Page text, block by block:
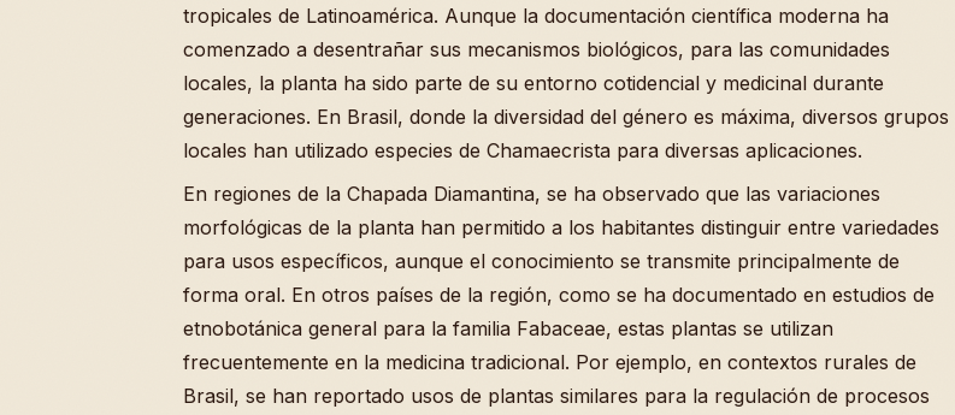
tropicales de Latinoamérica. Aunque la documentación científica moderna ha
comenzado a desentrañar sus mecanismos biológicos, para las comunidades
locales, la planta ha sido parte de su entorno cotidencial y medicinal durante
generaciones. En Brasil, donde la diversidad del género es máxima, diversos grupos
locales han utilizado especies de Chamaecrista para diversas aplicaciones.
En regiones de la Chapada Diamantina, se ha observado que las variaciones
morfológicas de la planta han permitido a los habitantes distinguir entre variedades
para usos específicos, aunque el conocimiento se transmite principalmente de
forma oral. En otros países de la región, como se ha documentado en estudios de
etnobotánica general para la familia Fabaceae, estas plantas se utilizan
frecuentemente en la medicina tradicional. Por ejemplo, en contextos rurales de
Brasil, se han reportado usos de plantas similares para la regulación de procesos